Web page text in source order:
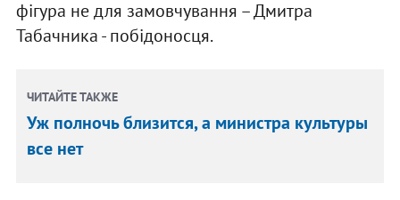
фігура не для замовчування – Дмитра
Табачника - побідоносця.
ЧИТАЙТЕ ТАКЖЕ
Уж полночь близится, а министра культуры
все нет